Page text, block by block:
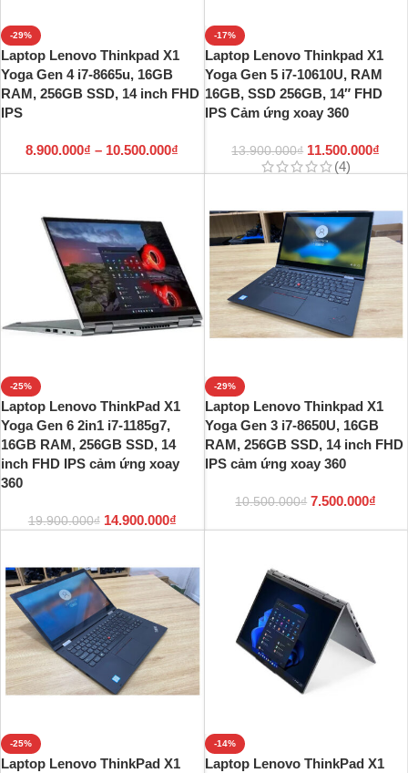
-29%
Laptop Lenovo Thinkpad X1
Yoga Gen 4 i7-8665u, 16GB
RAM, 256GB SSD, 14 inch FHD
IPS
8.900.000₫ – 10.500.000₫
-17%
Laptop Lenovo Thinkpad X1
Yoga Gen 5 i7-10610U, RAM
16GB, SSD 256GB, 14″ FHD
IPS Cảm ứng xoay 360
13.900.000₫ 11.500.000₫
(4)
-25%
Laptop Lenovo ThinkPad X1
Yoga Gen 6 2in1 i7-1185g7,
16GB RAM, 256GB SSD, 14
inch FHD IPS cảm ứng xoay
360
19.900.000₫ 14.900.000₫
-29%
Laptop Lenovo Thinkpad X1
Yoga Gen 3 i7-8650U, 16GB
RAM, 256GB SSD, 14 inch FHD
IPS cảm ứng xoay 360
10.500.000₫ 7.500.000₫
-25%
Laptop Lenovo ThinkPad X1
-14%
Laptop Lenovo ThinkPad X1